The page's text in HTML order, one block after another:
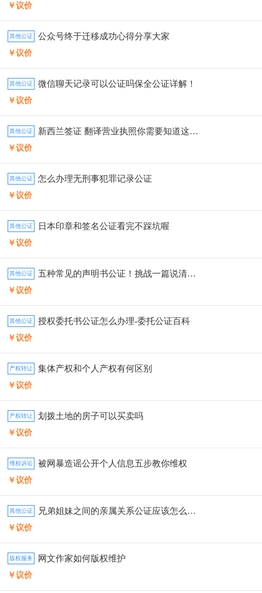
￥议价
其他公证 公众号终于迁移成功心得分享大家
￥议价
其他公证 微信聊天记录可以公证吗保全公证详解！
￥议价
其他公证 新西兰签证 翻译营业执照你需要知道这些事
￥议价
其他公证 怎么办理无刑事犯罪记录公证
￥议价
其他公证 日本印章和签名公证看完不踩坑喔
￥议价
其他公证 五种常见的声明书公证！挑战一篇说清楚！
￥议价
其他公证 授权委托书公证怎么办理-委托公证百科
￥议价
产权转让 集体产权和个人产权有何区别
￥议价
产权转让 划拨土地的房子可以买卖吗
￥议价
维权诉讼 被网暴造谣公开个人信息五步教你维权
￥议价
其他公证 兄弟姐妹之间的亲属关系公证应该怎么办理
￥议价
版权服务 网文作家如何版权维护
￥议价